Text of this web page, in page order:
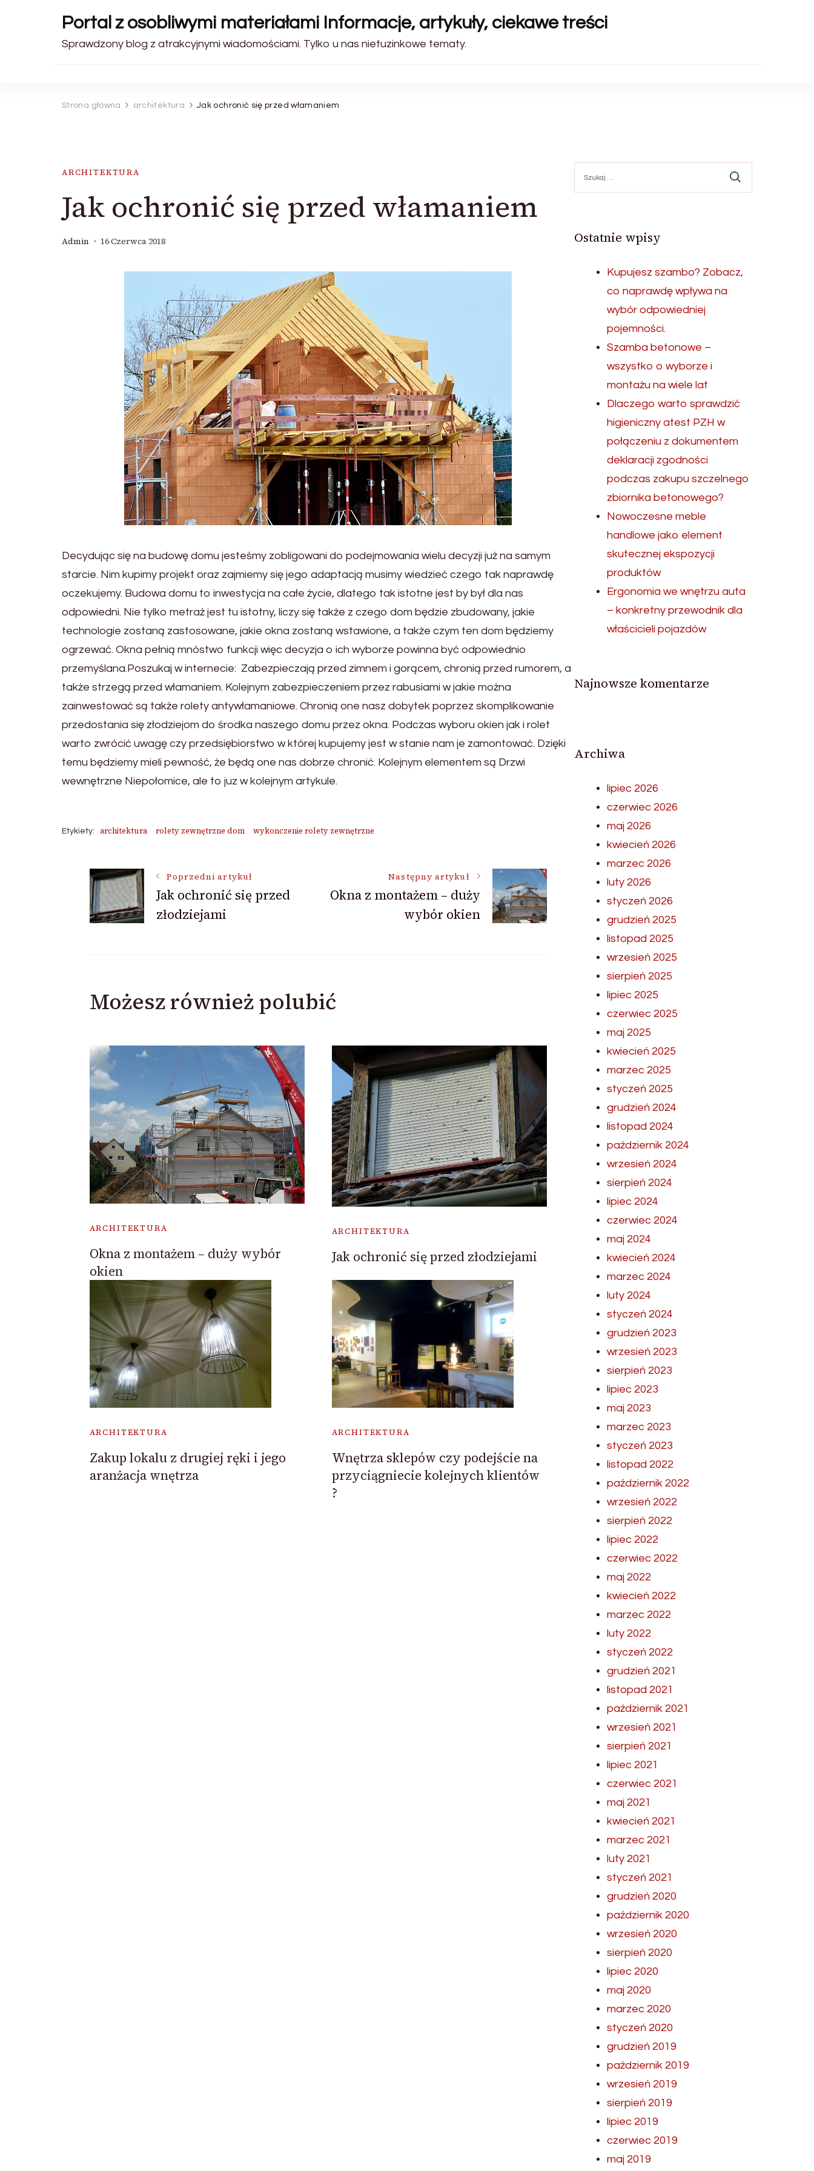
Portal z osobliwymi materiałami Informacje, artykuły, ciekawe treści
Sprawdzony blog z atrakcyjnymi wiadomościami. Tylko u nas nietuzinkowe tematy.
Strona główna architektura Jak ochronić się przed włamaniem
ARCHITEKTURA
Jak ochronić się przed włamaniem
Admin 16 Czerwca 2018
Decydując się na budowę domu jesteśmy zobligowani do podejmowania wielu decyzji już na samym
starcie. Nim kupimy projekt oraz zajmiemy się jego adaptacją musimy wiedzieć czego tak naprawdę
oczekujemy. Budowa domu to inwestycja na całe życie, dlatego tak istotne jest by był dla nas
odpowiedni. Nie tylko metraż jest tu istotny, liczy się także z czego dom będzie zbudowany, jakie
technologie zostaną zastosowane, jakie okna zostaną wstawione, a także czym ten dom będziemy
ogrzewać. Okna pełnią mnóstwo funkcji więc decyzja o ich wyborze powinna być odpowiednio
przemyślana.Poszukaj w internecie: Zabezpieczają przed zimnem i gorącem, chronią przed rumorem, a
także strzegą przed włamaniem. Kolejnym zabezpieczeniem przez rabusiami w jakie można
zainwestować są także rolety antywłamaniowe. Chronią one nasz dobytek poprzez skomplikowanie
przedostania się złodziejom do środka naszego domu przez okna. Podczas wyboru okien jak i rolet
warto zwrócić uwagę czy przedsiębiorstwo w której kupujemy jest w stanie nam je zamontować. Dzięki
temu będziemy mieli pewność, że będą one nas dobrze chronić. Kolejnym elementem są Drzwi
wewnętrzne Niepołomice, ale to juz w kolejnym artykule.
Etykiety: architektura rolety zewnętrzne dom wykonczenie rolety zewnętrzne
Nawigacja
wpisu
Poprzedni artykuł
Jak ochronić się przed
złodziejami
Następny artykuł
Okna z montażem – duży
wybór okien
Możesz również polubić
ARCHITEKTURA
Okna z montażem – duży wybór
okien
ARCHITEKTURA
Jak ochronić się przed złodziejami
ARCHITEKTURA
Zakup lokalu z drugiej ręki i jego
aranżacja wnętrza
ARCHITEKTURA
Wnętrza sklepów czy podejście na
przyciągniecie kolejnych klientów
?
Ostatnie wpisy
Kupujesz szambo? Zobacz,
co naprawdę wpływa na
wybór odpowiedniej
pojemności.
Szamba betonowe –
wszystko o wyborze i
montażu na wiele lat
Dlaczego warto sprawdzić
higieniczny atest PZH w
połączeniu z dokumentem
deklaracji zgodności
podczas zakupu szczelnego
zbiornika betonowego?
Nowoczesne meble
handlowe jako element
skutecznej ekspozycji
produktów
Ergonomia we wnętrzu auta
– konkretny przewodnik dla
właścicieli pojazdów
Najnowsze komentarze
Archiwa
lipiec 2026
czerwiec 2026
maj 2026
kwiecień 2026
marzec 2026
luty 2026
styczeń 2026
grudzień 2025
listopad 2025
wrzesień 2025
sierpień 2025
lipiec 2025
czerwiec 2025
maj 2025
kwiecień 2025
marzec 2025
styczeń 2025
grudzień 2024
listopad 2024
październik 2024
wrzesień 2024
sierpień 2024
lipiec 2024
czerwiec 2024
maj 2024
kwiecień 2024
marzec 2024
luty 2024
styczeń 2024
grudzień 2023
wrzesień 2023
sierpień 2023
lipiec 2023
maj 2023
marzec 2023
styczeń 2023
listopad 2022
październik 2022
wrzesień 2022
sierpień 2022
lipiec 2022
czerwiec 2022
maj 2022
kwiecień 2022
marzec 2022
luty 2022
styczeń 2022
grudzień 2021
listopad 2021
październik 2021
wrzesień 2021
sierpień 2021
lipiec 2021
czerwiec 2021
maj 2021
kwiecień 2021
marzec 2021
luty 2021
styczeń 2021
grudzień 2020
październik 2020
wrzesień 2020
sierpień 2020
lipiec 2020
maj 2020
marzec 2020
styczeń 2020
grudzień 2019
październik 2019
wrzesień 2019
sierpień 2019
lipiec 2019
czerwiec 2019
maj 2019